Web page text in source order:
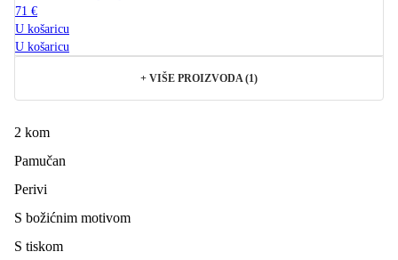
71 €
U košaricu
U košaricu
+ VIŠE PROIZVODA (1)
2 kom
Pamučan
Perivi
S božićnim motivom
S tiskom